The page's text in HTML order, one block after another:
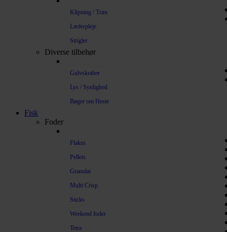
Klipning / Trim
Læderpleje
Strigler
Diverse tilbehør
Gulvskraber
Lys / Synlighed
Bøger om Heste
Fisk
Foder
Flakes
Pellets
Granulat
Multi Crisp
Sticks
Weekend foder
Tetra